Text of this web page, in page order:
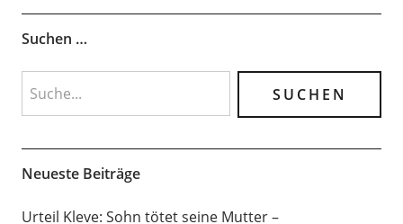
Suchen …
Neueste Beiträge
Urteil Kleve: Sohn tötet seine Mutter –